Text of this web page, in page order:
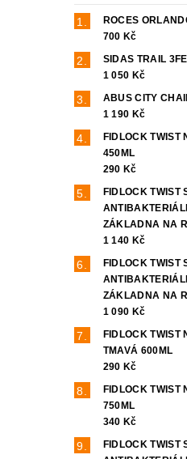
ROCES
700 Kč
SIDAS TRAIL
1 050 Kč
ABUS CITY
1 190 Kč
FIDLOCK TWIST
450ML
290 Kč
FIDLOCK TWIST
ZÁKLADNA NA
1 140 Kč
FIDLOCK TWIST
ZÁKLADNA NA
1 090 Kč
FIDLOCK TWIST
TMAVÁ 600ML
290 Kč
FIDLOCK TWIST
750ML
340 Kč
FIDLOCK TWIST